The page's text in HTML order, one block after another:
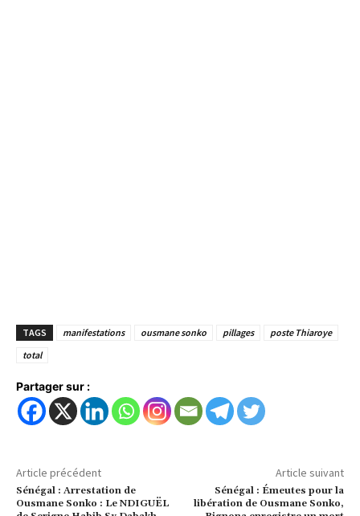
TAGS manifestations ousmane sonko pillages
poste Thiaroye
total
Partager sur :
Article précédent
Sénégal : Arrestation de
Ousmane Sonko : Le NDIGUËL
Article suivant
Sénégal : Émeutes pour la
libération de Ousmane Sonko,